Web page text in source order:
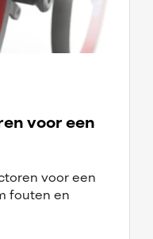
voor een
voor een
fouten en